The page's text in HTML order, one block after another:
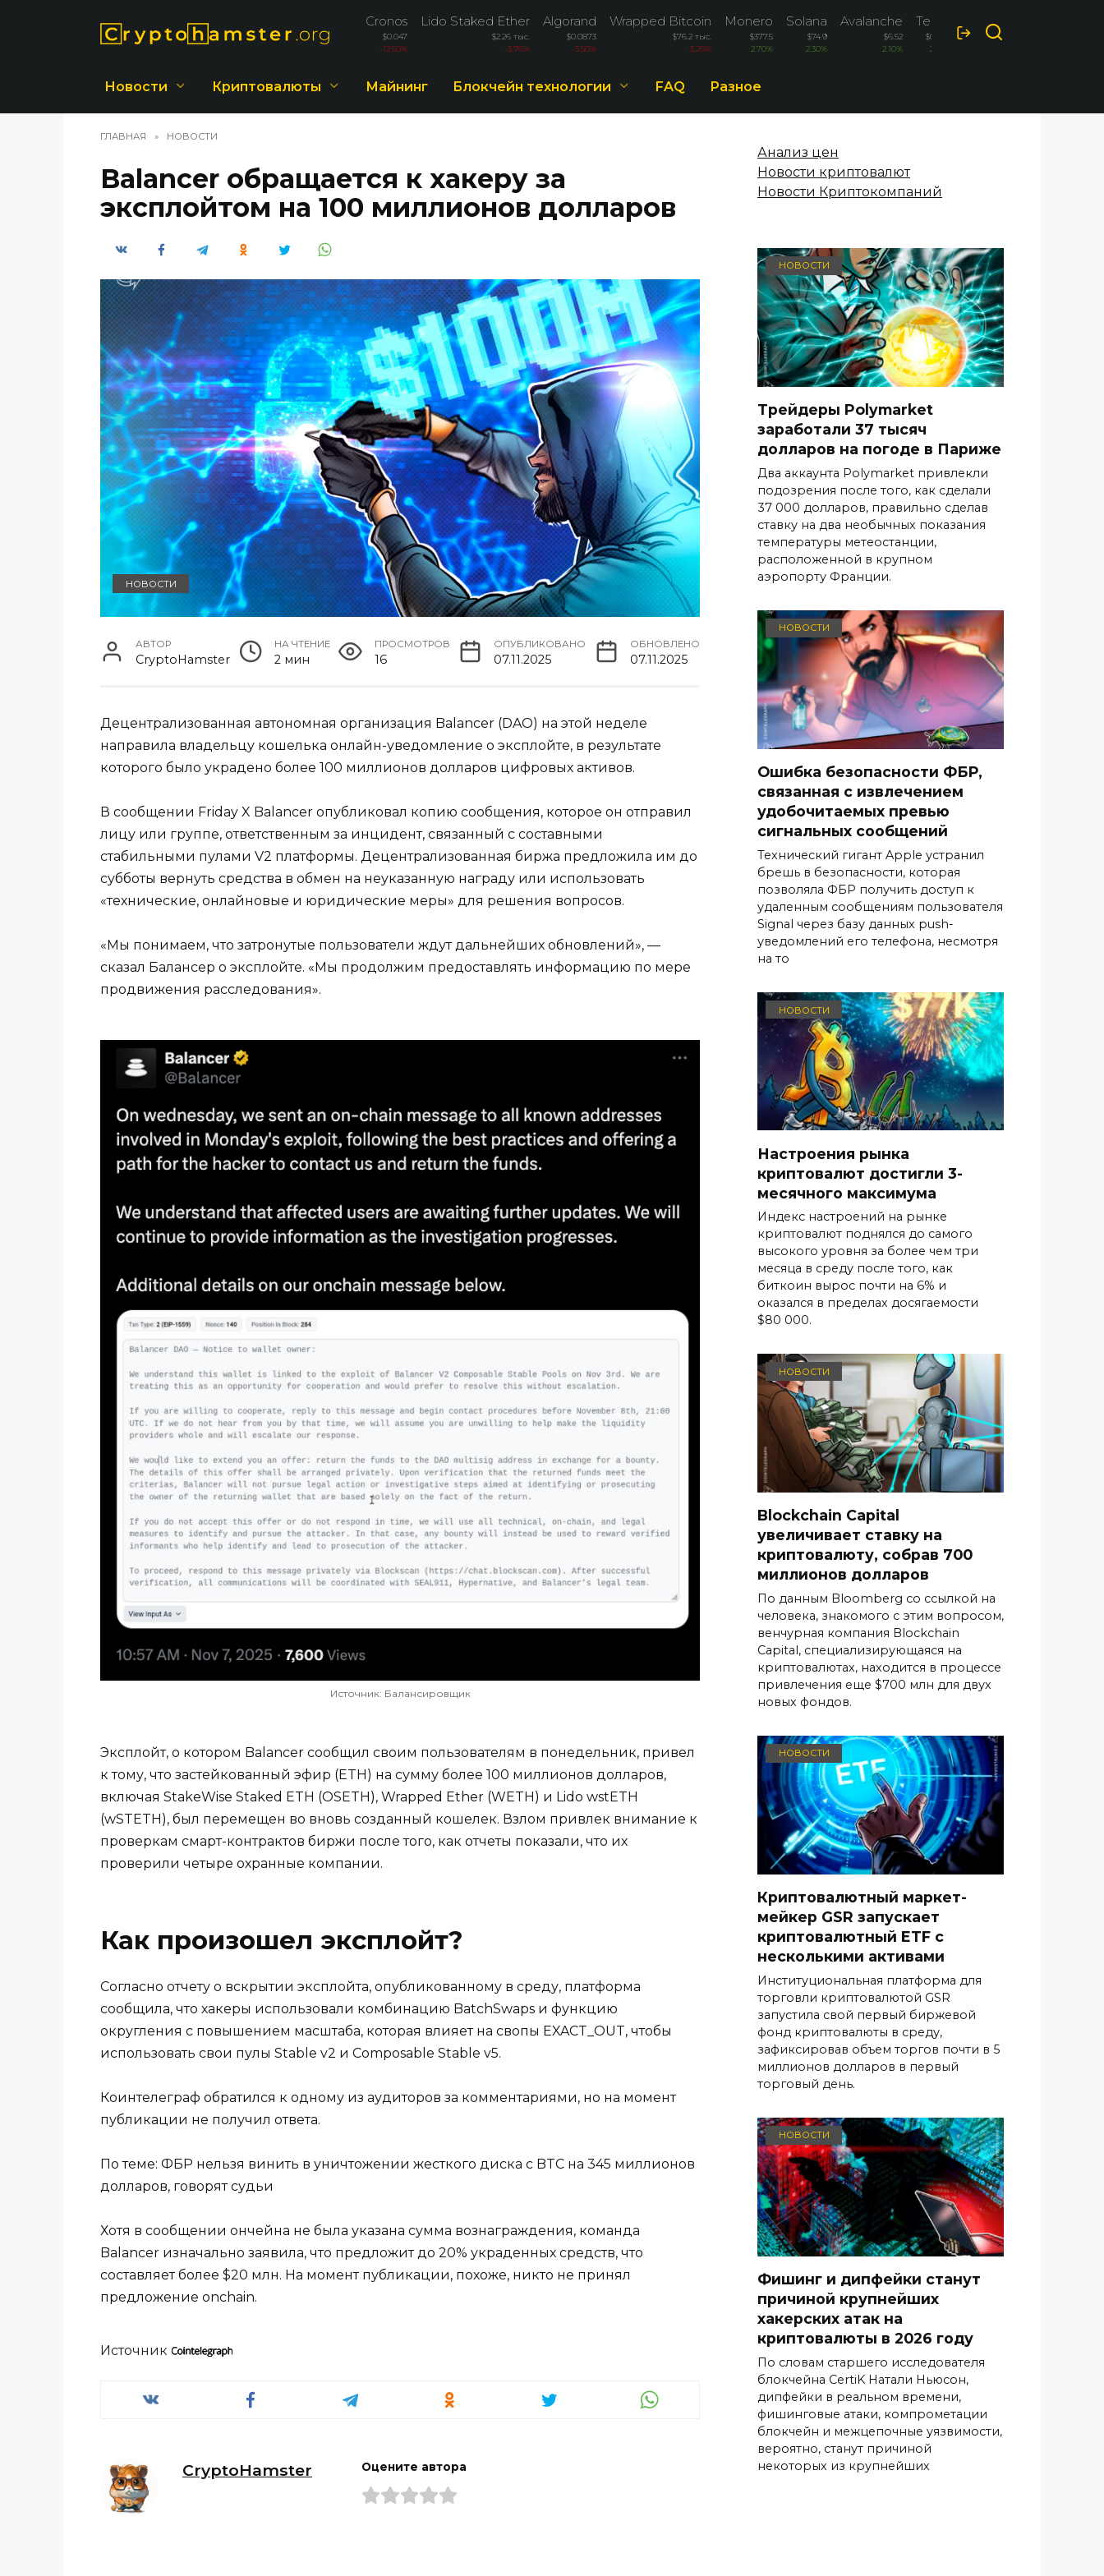
Cronos
$0.047
-12.50%
Lido Staked Ether
$2.26 тыс.
-3.76%
Algorand
$0.0873
-3.50%
Wrapped Bitcoin
$76.2 тыс.
-3.26%
Monero
$377.5
2.70%
Solana
$74.9
2.30%
Avalanche
$6.52
2.10%
Tezos
$0.204
2.10%
Новости Криптовалюты Майнинг Блокчейн технологии FAQ Разное
ГЛАВНАЯ » НОВОСТИ
Balancer обращается к хакеру за
эксплойтом на 100 миллионов долларов
НОВОСТИ
АВТОР
CryptoHamster
НА ЧТЕНИЕ
2 мин
ПРОСМОТРОВ
16
ОПУБЛИКОВАНО
07.11.2025
ОБНОВЛЕНО
07.11.2025
Децентрализованная автономная организация Balancer (DAO) на этой неделе
направила владельцу кошелька онлайн-уведомление о эксплойте, в результате
которого было украдено более 100 миллионов долларов цифровых активов.
В сообщении Friday X Balancer опубликовал копию сообщения, которое он отправил
лицу или группе, ответственным за инцидент, связанный с составными
стабильными пулами V2 платформы. Децентрализованная биржа предложила им до
субботы вернуть средства в обмен на неуказанную награду или использовать
«технические, онлайновые и юридические меры» для решения вопросов.
«Мы понимаем, что затронутые пользователи ждут дальнейших обновлений», —
сказал Балансер о эксплойте. «Мы продолжим предоставлять информацию по мере
продвижения расследования».
Источник: Балансировщик
Эксплойт, о котором Balancer сообщил своим пользователям в понедельник, привел
к тому, что застейкованный эфир (ETH) на сумму более 100 миллионов долларов,
включая StakeWise Staked ETH (OSETH), Wrapped Ether (WETH) и Lido wstETH
(wSTETH), был перемещен во вновь созданный кошелек. Взлом привлек внимание к
проверкам смарт-контрактов биржи после того, как отчеты показали, что их
проверили четыре охранные компании.
Как произошел эксплойт?
Согласно отчету о вскрытии эксплойта, опубликованному в среду, платформа
сообщила, что хакеры использовали комбинацию BatchSwaps и функцию
округления с повышением масштаба, которая влияет на свопы EXACT_OUT, чтобы
использовать свои пулы Stable v2 и Composable Stable v5.
Коинтелеграф обратился к одному из аудиторов за комментариями, но на момент
публикации не получил ответа.
По теме: ФБР нельзя винить в уничтожении жесткого диска с BTC на 345 миллионов
долларов, говорят судьи
Хотя в сообщении ончейна не была указана сумма вознаграждения, команда
Balancer изначально заявила, что предложит до 20% украденных средств, что
составляет более $20 млн. На момент публикации, похоже, никто не принял
предложение onchain.
Источник
CryptoHamster Оцените автора
Анализ цен
Новости криптовалют
Новости Криптокомпаний
НОВОСТИ
Трейдеры Polymarket
заработали 37 тысяч
долларов на погоде в Париже
Два аккаунта Polymarket привлекли
подозрения после того, как сделали
37 000 долларов, правильно сделав
ставку на два необычных показания
температуры метеостанции,
расположенной в крупном
аэропорту Франции.
НОВОСТИ
Ошибка безопасности ФБР,
связанная с извлечением
удобочитаемых превью
сигнальных сообщений
Технический гигант Apple устранил
брешь в безопасности, которая
позволяла ФБР получить доступ к
удаленным сообщениям пользователя
Signal через базу данных push-
уведомлений его телефона, несмотря
на то
НОВОСТИ
Настроения рынка
криптовалют достигли 3-
месячного максимума
Индекс настроений на рынке
криптовалют поднялся до самого
высокого уровня за более чем три
месяца в среду после того, как
биткоин вырос почти на 6% и
оказался в пределах досягаемости
$80 000.
НОВОСТИ
Blockchain Capital
увеличивает ставку на
криптовалюту, собрав 700
миллионов долларов
По данным Bloomberg со ссылкой на
человека, знакомого с этим вопросом,
венчурная компания Blockchain
Capital, специализирующаяся на
криптовалютах, находится в процессе
привлечения еще $700 млн для двух
новых фондов.
НОВОСТИ
Криптовалютный маркет-
мейкер GSR запускает
криптовалютный ETF с
несколькими активами
Институциональная платформа для
торговли криптовалютой GSR
запустила свой первый биржевой
фонд криптовалюты в среду,
зафиксировав объем торгов почти в 5
миллионов долларов в первый
торговый день.
НОВОСТИ
Фишинг и дипфейки станут
причиной крупнейших
хакерских атак на
криптовалюты в 2026 году
По словам старшего исследователя
блокчейна CertiK Натали Ньюсон,
дипфейки в реальном времени,
фишинговые атаки, компрометации
блокчейн и межцепочные уязвимости,
вероятно, станут причиной
некоторых из крупнейших